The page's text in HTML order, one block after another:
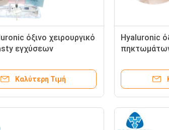
όξινο χειρουργικό
εγχύσεων
Καλύτερη Τιμή
Hyaluronic
Fosyderm